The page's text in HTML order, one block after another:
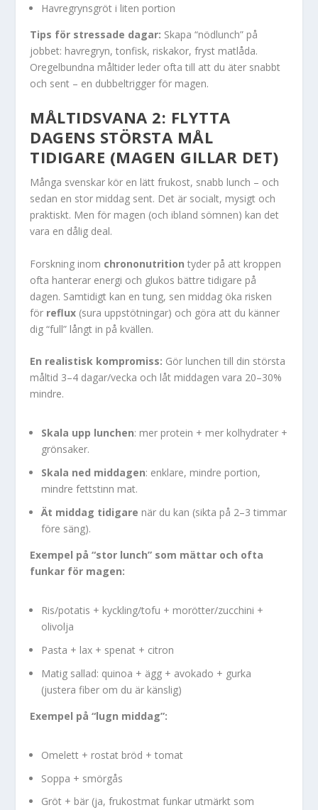
Havregrynsgröt i liten portion
Tips för stressade dagar: Skapa “nödlunch” på
jobbet: havregryn, tonfisk, riskakor, fryst matlåda.
Oregelbundna måltider leder ofta till att du äter snabbt
och sent – en dubbeltrigger för magen.
MÅLTIDSVANA 2: FLYTTA
DAGENS STÖRSTA MÅL
TIDIGARE (MAGEN GILLAR DET)
Många svenskar kör en lätt frukost, snabb lunch – och
sedan en stor middag sent. Det är socialt, mysigt och
praktiskt. Men för magen (och ibland sömnen) kan det
vara en dålig deal.
Forskning inom chrononutrition tyder på att kroppen
ofta hanterar energi och glukos bättre tidigare på
dagen. Samtidigt kan en tung, sen middag öka risken
för reflux (sura uppstötningar) och göra att du känner
dig “full” långt in på kvällen.
En realistisk kompromiss: Gör lunchen till din största
måltid 3–4 dagar/vecka och låt middagen vara 20–30%
mindre.
Skala upp lunchen: mer protein + mer kolhydrater +
grönsaker.
Skala ned middagen: enklare, mindre portion,
mindre fettstinn mat.
Ät middag tidigare när du kan (sikta på 2–3 timmar
före säng).
Exempel på “stor lunch” som mättar och ofta
funkar för magen:
Ris/potatis + kyckling/tofu + morötter/zucchini +
olivolja
Pasta + lax + spenat + citron
Matig sallad: quinoa + ägg + avokado + gurka
(justera fiber om du är känslig)
Exempel på “lugn middag”:
Omelett + rostat bröd + tomat
Soppa + smörgås
Gröt + bär (ja, frukostmat funkar utmärkt som